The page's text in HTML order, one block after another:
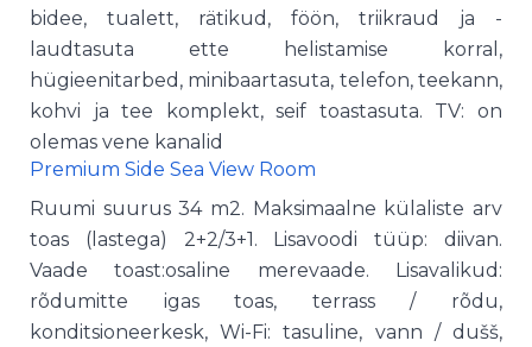
bidee, tualett, rätikud, föön, triikraud ja -
laudtasuta ette helistamise korral,
hügieenitarbed, minibaartasuta, telefon, teekann,
kohvi ja tee komplekt, seif toastasuta. TV: on
olemas vene kanalid
Premium Side Sea View Room
Ruumi suurus 34 m2. Maksimaalne külaliste arv
toas (lastega) 2+2/3+1. Lisavoodi tüüp: diivan.
Vaade toast:osaline merevaade. Lisavalikud:
rõdumitte igas toas, terrass / rõdu,
konditsioneerkesk, Wi-Fi: tasuline, vann / dušš,